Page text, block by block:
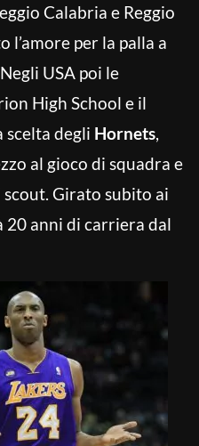
Calabria e Reggio
l’amore per la palla a
USA poi le
High School e il
scelta degli Hornets,
al gioco di squadra e
Girato subito ai
20 anni di carriera dal